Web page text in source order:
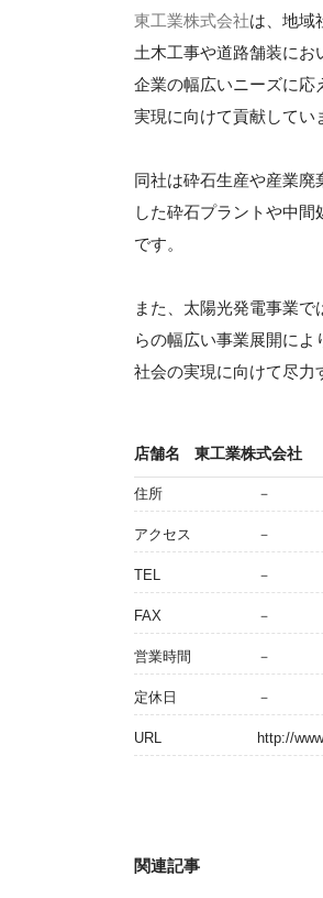
東工業株式会社は、地域
土木工事や道路舗装に
企業の幅広いニーズに応
実現に向けて貢献してい
同社は砕石生産や産業
した砕石プラントや中
です。
また、太陽光発電事業
らの幅広い事業展開に
社会の実現に向けて尽力
店舗名 東工業株式会社
住所 －
アクセス －
TEL －
FAX －
営業時間 －
定休日 －
URL http://
関連記事